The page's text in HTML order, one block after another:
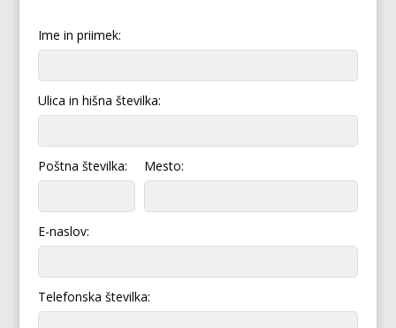
Ime in priimek:
Ulica in hišna številka:
Poštna številka: Mesto:
E-naslov:
Telefonska številka: